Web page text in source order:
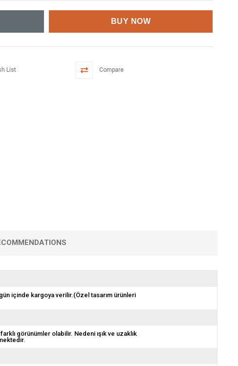
List Compare
içinde kargoya verilir.(Özel tasarım ürünleri
görünümler olabilir. Nedeni ışık ve uzaklık